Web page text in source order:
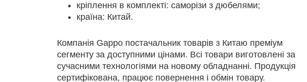
кріплення в комплекті: саморізи з дюбелями;
країна: Китай.
Компанія Gappo постачальник товарів з Китаю преміум
сегменту за доступними цінами. Всі товари виготовлені за
сучасними технологіями на новому обладнанні. Продукція
сертифікована, працює повернення і обмін товару.